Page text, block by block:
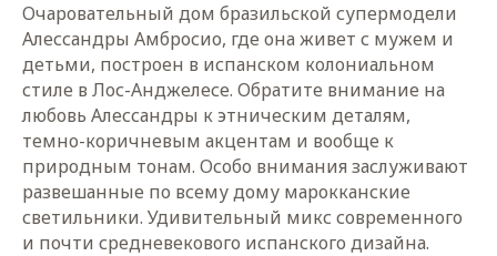
Очаровательный дом бразильской супермодели
Алессандры Амбросио, где она живет с мужем и
детьми, построен в испанском колониальном
стиле в Лос-Анджелесе. Обратите внимание на
любовь Алессандры к этническим деталям,
темно-коричневым акцентам и вообще к
природным тонам. Особо внимания заслуживают
развешанные по всему дому марокканские
светильники. Удивительный микс современного
и почти средневекового испанского дизайна.